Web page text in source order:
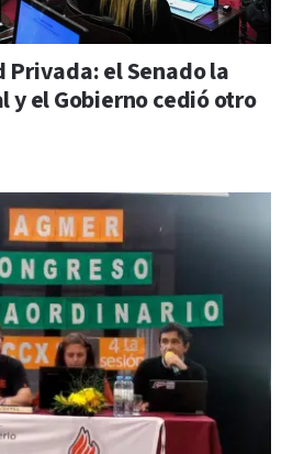
Privada: el Senado la
y el Gobierno cedió otro